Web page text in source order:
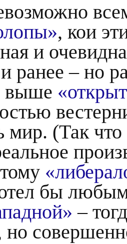
, кои
и
ранее – но
выше
мир. (Так
бы
–